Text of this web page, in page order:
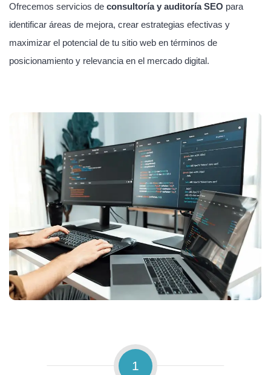
Ofrecemos servicios de consultoría y auditoría SEO para
identificar áreas de mejora, crear estrategias efectivas y
maximizar el potencial de tu sitio web en términos de
posicionamiento y relevancia en el mercado digital.
1